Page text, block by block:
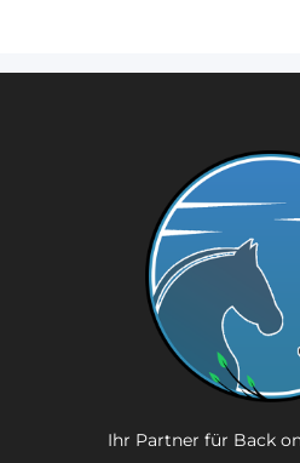
Ihr Partner für Back